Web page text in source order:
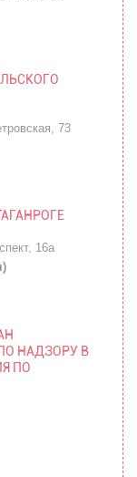
73
16а
НАДЗОРУ В
ПО